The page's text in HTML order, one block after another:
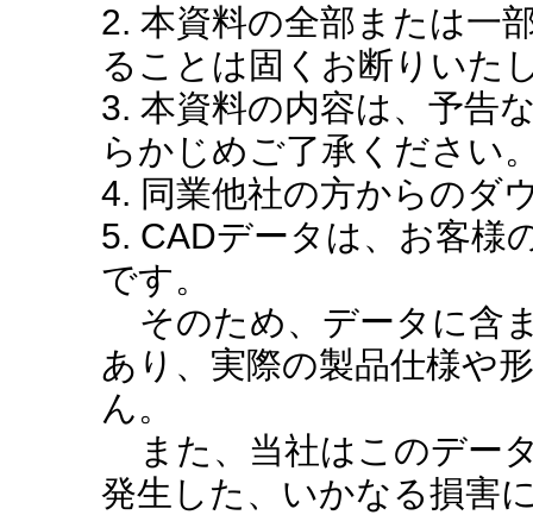
2. 本資料の全部または一
ることは固くお断りいた
3. 本資料の内容は、予告
らかじめご了承ください
4. 同業他社の方からのダ
5. CADデータは、お客様
です。
そのため、データに含
あり、実際の製品仕様や
ん。
また、当社はこのデー
発生した、いかなる損害